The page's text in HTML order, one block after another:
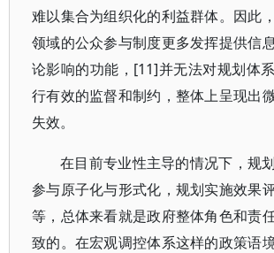
难以集合为组织化的利益群体。因此
领域的公众参与制度更多发挥提供信
论影响的功能，[11]并无法对规划体
行有效的监督和制约，整体上呈现出
失效。
在目前专业性主导的情况下，规
参与原子化与形式化，规划实施效果
等，总体来看就是政府整体角色和责
致的。在宏观调控体系这样的政策语